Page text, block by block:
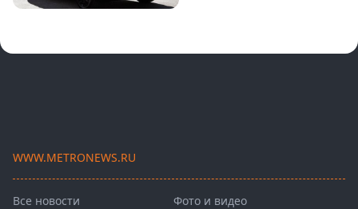
WWW.METRONEWS.RU
Все новости
Фото и видео